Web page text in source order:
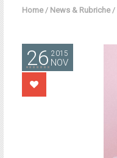
Home / News & Rubriche /
26 2015
NOV